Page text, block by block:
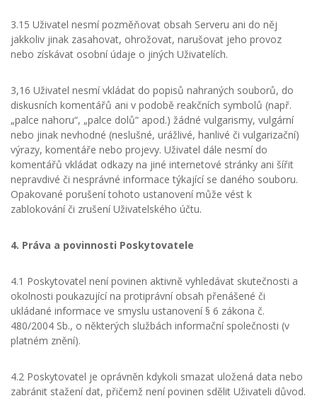
3.15 Uživatel nesmí pozměňovat obsah Serveru ani do něj
jakkoliv jinak zasahovat, ohrožovat, narušovat jeho provoz
nebo získávat osobní údaje o jiných Uživatelích.
3,16 Uživatel nesmí vkládat do popisů nahraných souborů, do
diskusních komentářů ani v podobě reakčních symbolů (např.
„palce nahoru“, „palce dolů“ apod.) žádné vulgarismy, vulgární
nebo jinak nevhodné (neslušné, urážlivé, hanlivé či vulgarizační)
výrazy, komentáře nebo projevy. Uživatel dále nesmí do
komentářů vkládat odkazy na jiné internetové stránky ani šířit
nepravdivé či nesprávné informace týkající se daného souboru.
Opakované porušení tohoto ustanovení může vést k
zablokování či zrušení Uživatelského účtu.
4. Práva a povinnosti Poskytovatele
4.1 Poskytovatel není povinen aktivně vyhledávat skutečnosti a
okolnosti poukazující na protiprávní obsah přenášené či
ukládané informace ve smyslu ustanovení § 6 zákona č.
480/2004 Sb., o některých službách informační společnosti (v
platném znění).
4.2 Poskytovatel je oprávněn kdykoli smazat uložená data nebo
zabránit stažení dat, přičemž není povinen sdělit Uživateli důvod.